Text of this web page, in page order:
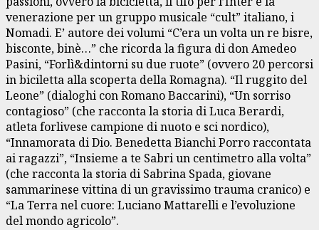
venerazione per un gruppo musicale “cult” italiano, i
Nomadi. E’ autore dei volumi “C’era un volta un re bisre,
bisconte, binè…” che ricorda la figura di don Amedeo
Pasini, “Forlì&dintorni su due ruote” (ovvero 20 percorsi
in biciletta alla scoperta della Romagna). “Il ruggito del
Leone” (dialoghi con Romano Baccarini), “Un sorriso
contagioso” (che racconta la storia di Luca Berardi,
atleta forlivese campione di nuoto e sci nordico),
“Innamorata di Dio. Benedetta Bianchi Porro raccontata
ai ragazzi”, “Insieme a te Sabri un centimetro alla volta”
(che racconta la storia di Sabrina Spada, giovane
sammarinese vittina di un gravissimo trauma cranico) e
“La Terra nel cuore: Luciano Mattarelli e l’evoluzione
del mondo agricolo”.